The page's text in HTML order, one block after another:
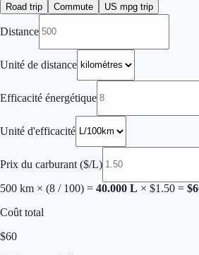
Road trip Commute US mpg trip
Distance
Unité de distance
Efficacité énergétique
Unité d'efficacité
Prix du carburant ($/L)
500 km × (8 / 100) = 40.000 L × $1.50 = $
Coût total
$60